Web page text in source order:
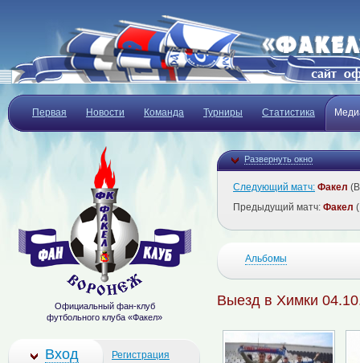
Первая Новости Команда Турниры Статистика
Развернуть окно
Следующий матч: Факел
Предыдущий матч: Факел
Альбомы
Выезд в Химки
Официальный фан-клуб
футбольного клуба «Факел»
Вход Регистрация